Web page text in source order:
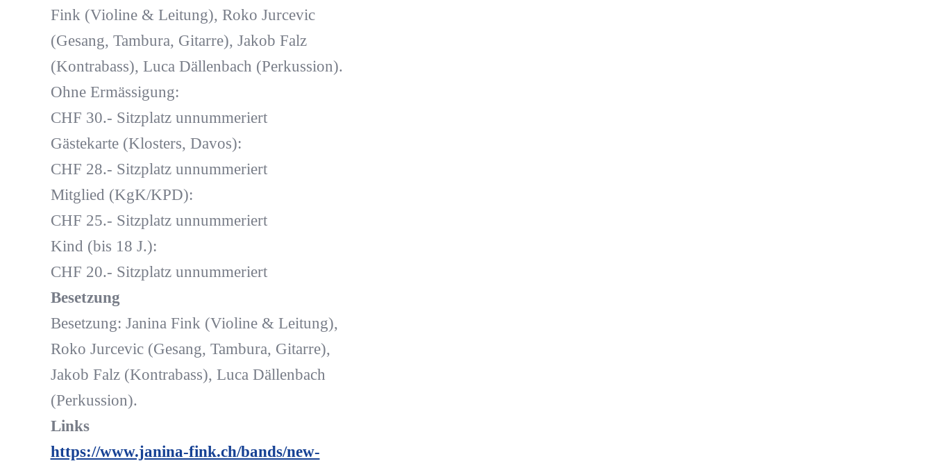
Fink (Violine & Leitung), Roko Jurcevic
(Gesang, Tambura, Gitarre), Jakob Falz
(Kontrabass), Luca Dällenbach (Perkussion).
Ohne Ermässigung:
CHF 30.- Sitzplatz unnummeriert
Gästekarte (Klosters, Davos):
CHF 28.- Sitzplatz unnummeriert
Mitglied (KgK/KPD):
CHF 25.- Sitzplatz unnummeriert
Kind (bis 18 J.):
CHF 20.- Sitzplatz unnummeriert
Besetzung
Besetzung: Janina Fink (Violine & Leitung),
Roko Jurcevic (Gesang, Tambura, Gitarre),
Jakob Falz (Kontrabass), Luca Dällenbach
(Perkussion).
Links
https://www.janina-fink.ch/bands/new-